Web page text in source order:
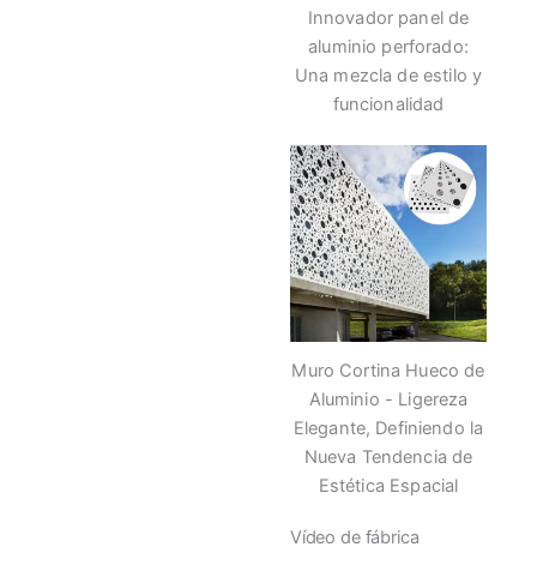
Innovador panel de
aluminio perforado:
Una mezcla de estilo y
funcionalidad
Muro Cortina Hueco de
Aluminio - Ligereza
Elegante, Definiendo la
Nueva Tendencia de
Estética Espacial
Vídeo de fábrica